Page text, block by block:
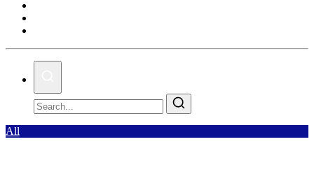
All